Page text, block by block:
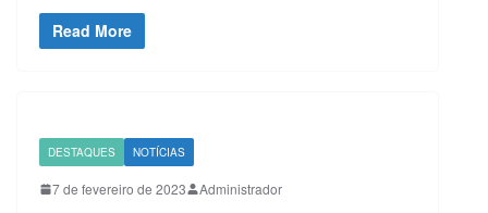
Read More
DESTAQUES NOTÍCIAS
7 de fevereiro de 2023 Administrador